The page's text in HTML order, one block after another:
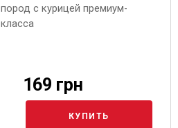
пород с курицей премиум-
класса
169 грн
КУПИТЬ